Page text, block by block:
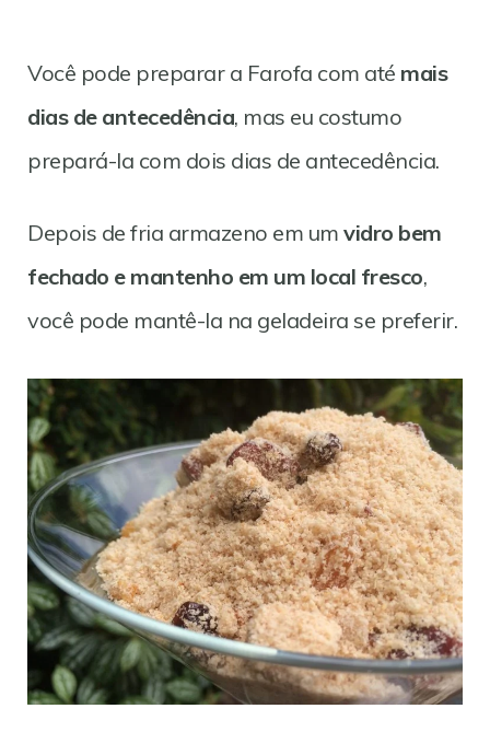
Você pode preparar a Farofa com até mais
dias de antecedência, mas eu costumo
prepará-la com dois dias de antecedência.
Depois de fria armazeno em um vidro bem
fechado e mantenho em um local fresco,
você pode mantê-la na geladeira se preferir.